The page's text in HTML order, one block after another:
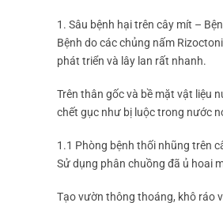
1. Sâu bệnh hại trên cây mít –
Bệnh do các chủng nấm
phát triển và lây lan rất nhanh.
Trên thân gốc và bề mặt vật liệu
chết gục như bị luộc trong nước
1.1 Phòng bệnh thối nhũng trên
Sử dụng phân chuồng đã ủ hoai
Tạo vườn thông thoáng, khô ráo